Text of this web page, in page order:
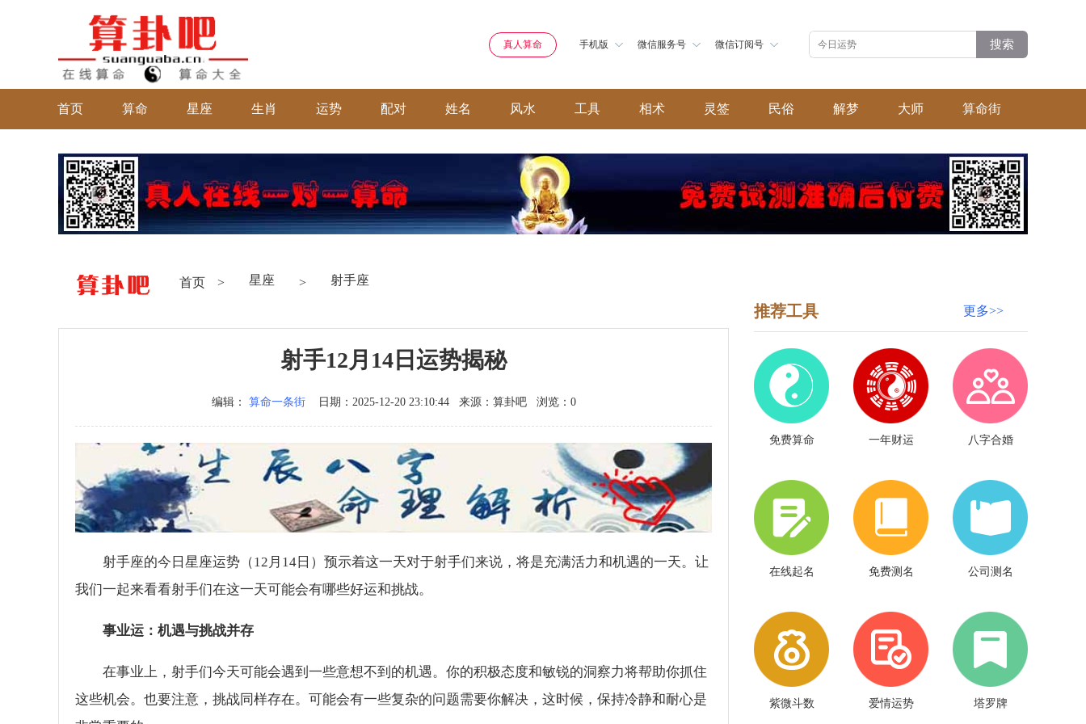
真人算命 手机版 微信服务号 微信订阅号 搜索
首页 算命 星座 生肖 运势 配对 姓名 风水 工具 相术 灵签 民俗 解梦 大师 算命街
首页 > 星座 > 射手座
射手12月14日运势揭秘
编辑： 算命一条街 日期：2025-12-20 23:10:44 来源：算卦吧 浏览：0
射手座的今日星座运势（12月14日）预示着这一天对于射手们来说，将是充满活力和机遇的一天。让
我们一起来看看射手们在这一天可能会有哪些好运和挑战。
事业运：机遇与挑战并存
在事业上，射手们今天可能会遇到一些意想不到的机遇。你的积极态度和敏锐的洞察力将帮助你抓住
这些机会。也要注意，挑战同样存在。可能会有一些复杂的问题需要你解决，这时候，保持冷静和耐心是
推荐工具 更多>>
免费算命 一年财运 八字合婚
在线起名 免费测名 公司测名
紫微斗数 爱情运势 塔罗牌